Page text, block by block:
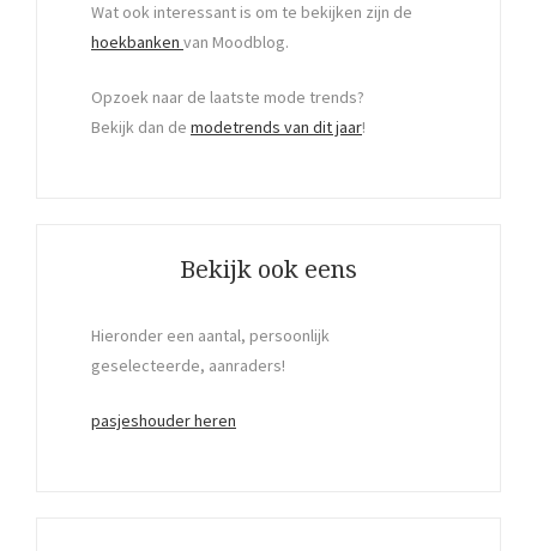
Wat ook interessant is om te bekijken zijn de
hoekbanken van Moodblog.
Opzoek naar de laatste mode trends?
Bekijk dan de modetrends van dit jaar!
Bekijk ook eens
Hieronder een aantal, persoonlijk
geselecteerde, aanraders!
pasjeshouder heren